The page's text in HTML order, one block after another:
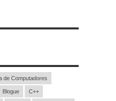
de Computadores
Blogue C++